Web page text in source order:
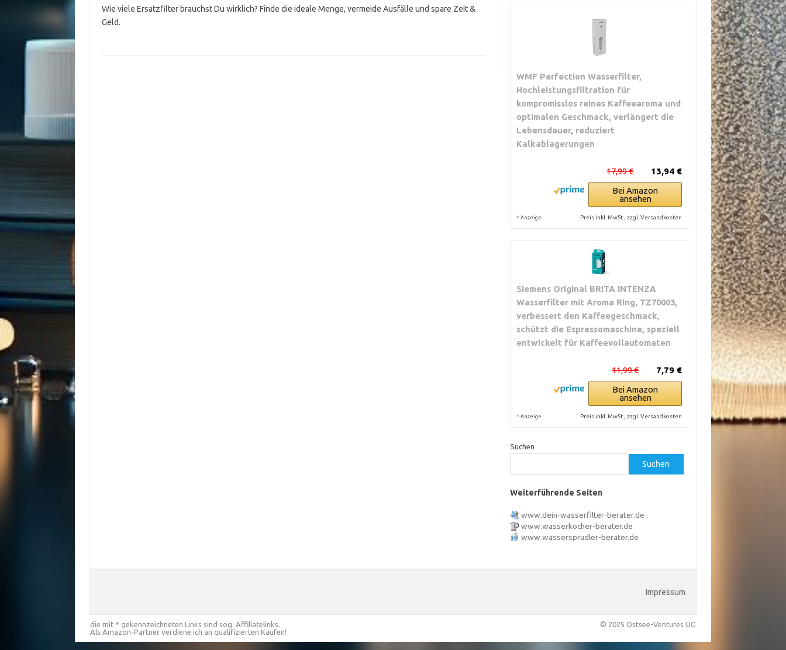
Wie viele Ersatzfilter brauchst Du wirklich? Finde die ideale Menge, vermeide Ausfälle und spare Zeit &
Geld.
WMF Perfection Wasserfilter,
Hochleistungsfiltration für
kompromisslos reines Kaffeearoma und
optimalen Geschmack, verlängert die
Lebensdauer, reduziert
Kalkablagerungen
13,94 €
17,99 €
Bei Amazon
ansehen
* Anzeige Preis inkl. MwSt., zzgl. Versandkosten
Siemens Original BRITA INTENZA
Wasserfilter mit Aroma Ring, TZ70003,
verbessert den Kaffeegeschmack,
schützt die Espressomaschine, speziell
entwickelt für Kaffeevollautomaten
7,79 €
11,99 €
Bei Amazon
ansehen
* Anzeige Preis inkl. MwSt., zzgl. Versandkosten
Suchen
Suchen
Weiterführende Seiten
www.dein-wasserfilter-berater.de
www.wasserkocher-berater.de
www.wassersprudler-berater.de
Impressum
die mit * gekennzeichneten Links sind sog. Affiliatelinks.
Als Amazon-Partner verdiene ich an qualifizierten Käufen!
© 2025 Ostsee-Ventures UG